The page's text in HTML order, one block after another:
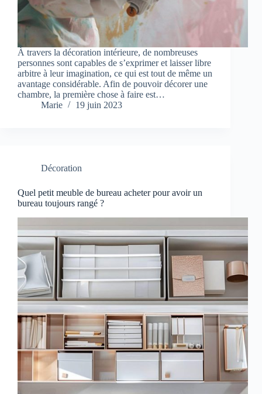
À travers la décoration intérieure, de nombreuses
personnes sont capables de s’exprimer et laisser libre
arbitre à leur imagination, ce qui est tout de même un
avantage considérable. Afin de pouvoir décorer une
chambre, la première chose à faire est…
Marie
19 juin 2023
Décoration
Quel petit meuble de bureau acheter pour avoir un
bureau toujours rangé ?